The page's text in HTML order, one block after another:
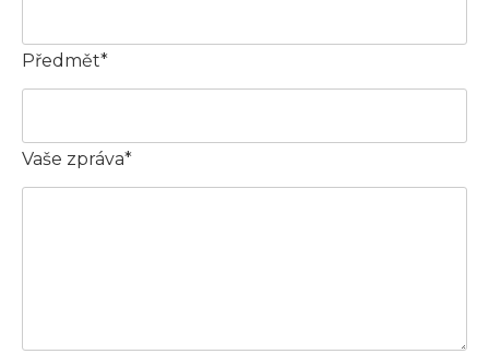
Předmět*
Vaše zpráva*